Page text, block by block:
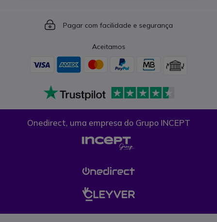
Icon
Pagar com facilidade e segurança
Aceitamos
Onedirect, uma empresa do Grupo INCEPT